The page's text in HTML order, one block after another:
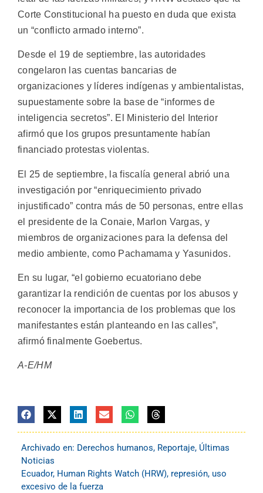
Corte Constitucional ha puesto en duda que exista
un “conflicto armado interno”.
Desde el 19 de septiembre, las autoridades
congelaron las cuentas bancarias de
organizaciones y líderes indígenas y ambientalistas,
supuestamente sobre la base de “informes de
inteligencia secretos”. El Ministerio del Interior
afirmó que los grupos presuntamente habían
financiado protestas violentas.
El 25 de septiembre, la fiscalía general abrió una
investigación por “enriquecimiento privado
injustificado” contra más de 50 personas, entre ellas
el presidente de la Conaie, Marlon Vargas, y
miembros de organizaciones para la defensa del
medio ambiente, como Pachamama y Yasunidos.
En su lugar, “el gobierno ecuatoriano debe
garantizar la rendición de cuentas por los abusos y
reconocer la importancia de los problemas que los
manifestantes están planteando en las calles”,
afirmó finalmente Goebertus.
A-E/HM
Archivado en: Derechos humanos, Reportaje, Últimas
Noticias
Ecuador, Human Rights Watch (HRW), represión, uso
excesivo de la fuerza